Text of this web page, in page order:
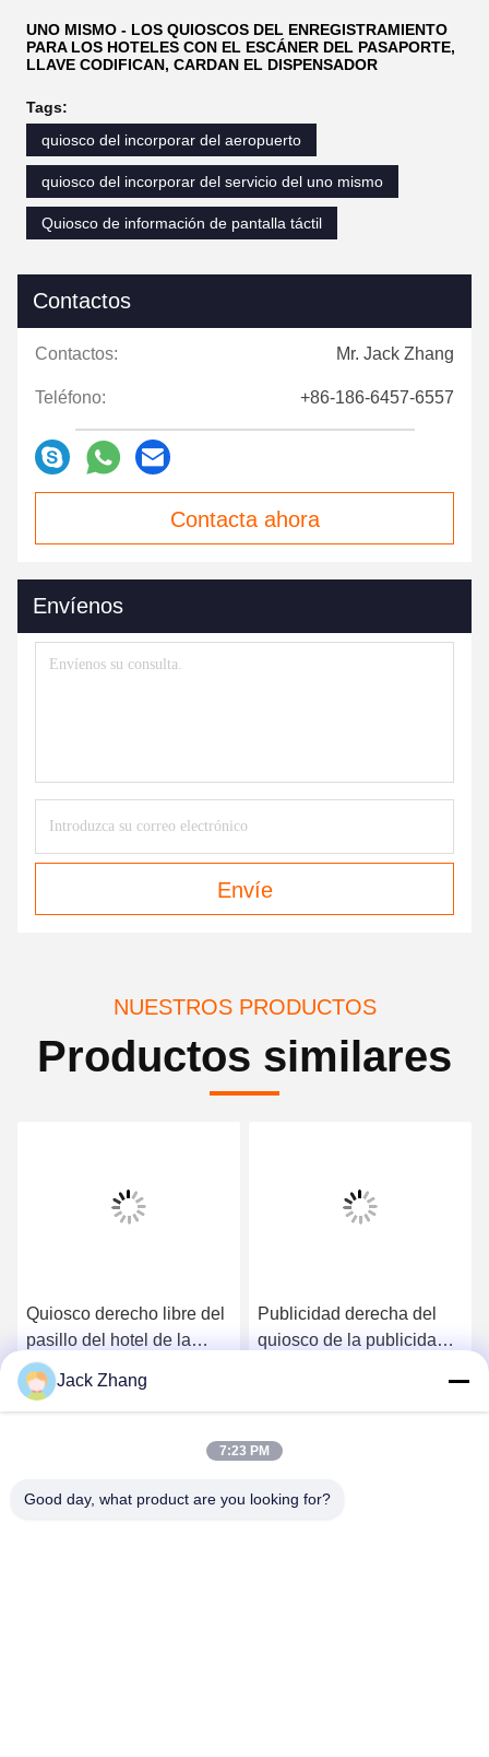
UNO MISMO - LOS QUIOSCOS DEL ENREGISTRAMIENTO
PARA LOS HOTELES CON EL ESCÁNER DEL PASAPORTE,
LLAVE CODIFICAN, CARDAN EL DISPENSADOR
Tags:
quiosco del incorporar del aeropuerto
quiosco del incorporar del servicio del uno mismo
Quiosco de información de pantalla táctil
Contactos
Contactos: Mr. Jack Zhang
Teléfono: +86-186-6457-6557
Contacta ahora
Envíenos
Envíe
NUESTROS PRODUCTOS
Productos similares
Quiosco derecho libre del
pasillo del hotel de la
pantalla táctil con el
teléfono
Consiga el mejor precio
Publicidad derecha del
quiosco de la publicidad
autoservicio de la
exposición
Jack Zhang
7:23 PM
Good day, what product are you looking for?